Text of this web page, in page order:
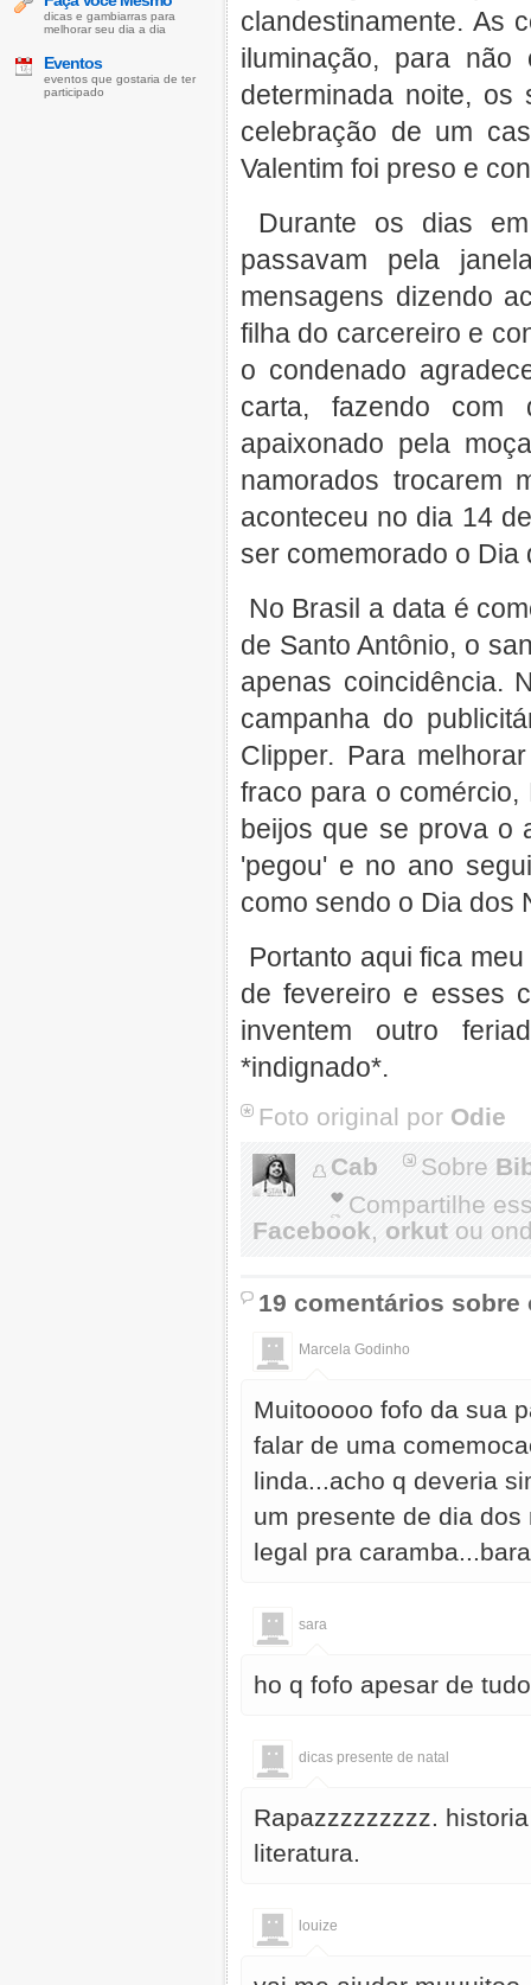
clandestinamente. As
iluminação, para não
determinada noite, os
celebração de um
Valentim foi preso e
Durante os dias
passavam pela
mensagens dizendo
filha do carcereiro e
o condenado
carta, fazendo com
apaixonado pela
namorados trocarem
aconteceu no dia 14
ser comemorado o Dia
No Brasil a data é
de Santo Antônio, o
apenas coincidência.
campanha do
Clipper. Para
fraco para o
beijos que se prova o
'pegou' e no ano
como sendo o Dia dos
Portanto aqui fica
de fevereiro e esses
inventem outro
*indignado*.
Foto original por Odie
Cab
Sobre
Compartilhe
Facebook, orkut ou
19 comentários sobre
Marcela Godinho
Muitooooo fofo da sua
falar de uma
linda...acho q deveria
um presente de dia
legal pra
sara
ho q fofo apesar de
dicas presente de natal
Rapazzzzzzzzz.
literatura.
louize
dicas e gambiarras para
melhorar seu dia a dia
Eventos
eventos que gostaria de ter
participado